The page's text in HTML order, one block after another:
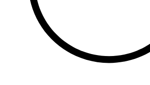
Баулы
107,5 FM
Биләр